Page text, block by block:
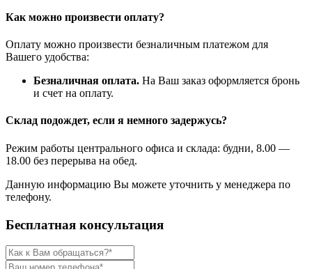
Как можно произвести оплату?
Оплату можно произвести безналичным платежом для
Вашего удобства:
Безналичная оплата. На Ваш заказ оформляется бронь
и счет на оплату.
Склад подождет, если я немного задержусь?
Режим работы центрального офиса и склада: будни, 8.00 —
18.00 без перерыва на обед.
Данную информацию Вы можете уточнить у менеджера по
телефону.
Бесплатная консультация